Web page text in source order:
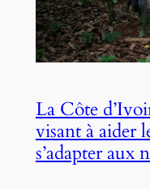
La Côte
visant à aider
s’adapter aux